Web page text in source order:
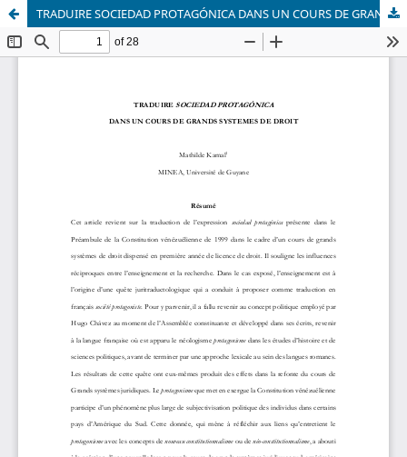
TRADUIRE SOCIEDAD PROTAGÓNICA DANS UN COURS DE GRANDS SYSTEMES DE DROIT